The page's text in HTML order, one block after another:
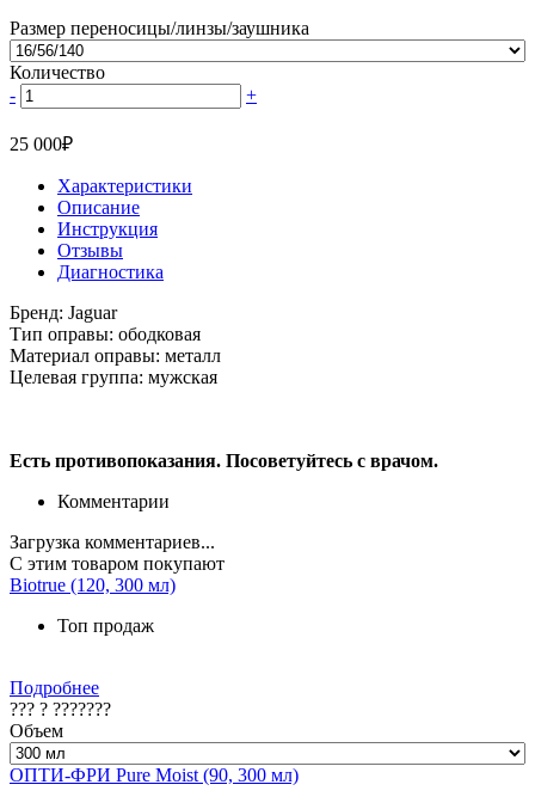
Размер переносицы/линзы/заушника
Количество
-
+
25 000₽
Характеристики
Описание
Инструкция
Отзывы
Диагностика
Бренд: Jaguar
Тип оправы: ободковая
Материал оправы: металл
Целевая группа: мужская
Есть противопоказания. Посоветуйтесь с врачом.
Комментарии
Загрузка комментариев...
С этим товаром покупают
Biotrue (120, 300 мл)
Топ продаж
Подробнее
??? ? ???????
Объем
ОПТИ-ФРИ Pure Moist (90, 300 мл)